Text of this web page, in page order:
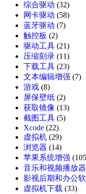
综合驱动 (32)
网卡驱动 (58)
蓝牙驱动 (7)
触控板 (2)
驱动工具 (21)
压缩刻录 (11)
下载工具 (23)
文本编辑增强 (7)
游戏 (8)
屏保壁纸 (2)
获取镜像 (13)
截图工具 (5)
Xcode (22)
虚拟机 (29)
浏览器 (14)
苹果系统增强
音乐和视频播放器
影视后期和办公
虚拟机下载 (33)